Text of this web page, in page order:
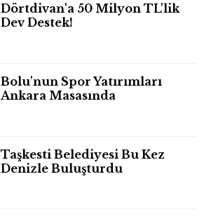
Dörtdivan'a 50 Milyon TL'lik
Dev Destek!
Bolu'nun Spor Yatırımları
Ankara Masasında
Taşkesti Belediyesi Bu Kez
Denizle Buluşturdu